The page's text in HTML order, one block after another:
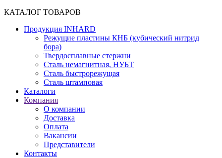
КАТАЛОГ ТОВАРОВ
Продукция INHARD
Режущие пластины КНБ (кубический нитрид
бора)
Твердосплавные стержни
Сталь немагнитная, НУБТ
Сталь быстрорежущая
Сталь штамповая
Каталоги
Компания
О компании
Доставка
Оплата
Вакансии
Представители
Контакты